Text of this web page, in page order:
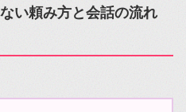
い頼み方と会話の流れ